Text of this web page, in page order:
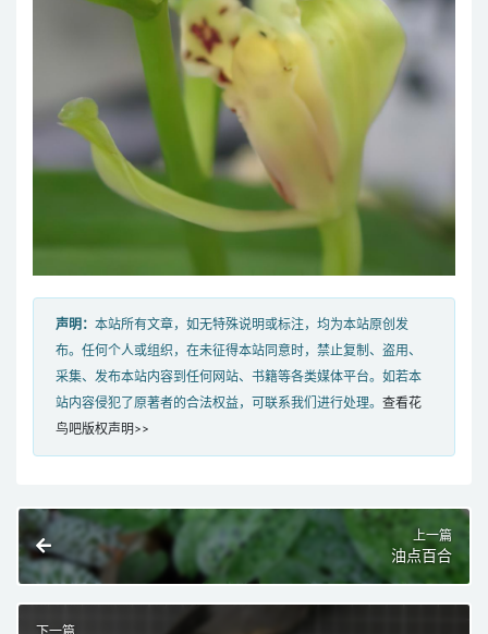
声明： 本站所有文章，如无特殊说明或标注，均为本站原创发
布。任何个人或组织，在未征得本站同意时，禁止复制、盗用、
采集、发布本站内容到任何网站、书籍等各类媒体平台。如若本
站内容侵犯了原著者的合法权益，可联系我们进行处理。 查看花
鸟吧版权声明>>
上一篇
油点百合